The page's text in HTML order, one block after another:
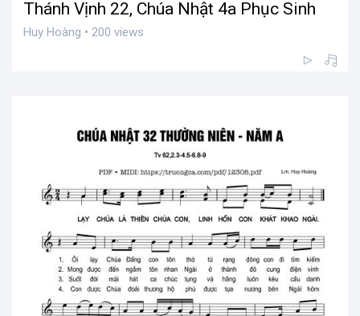
Thánh Vịnh 22, Chúa Nhật 4a Phục Sinh
Huy Hoàng • 200 views